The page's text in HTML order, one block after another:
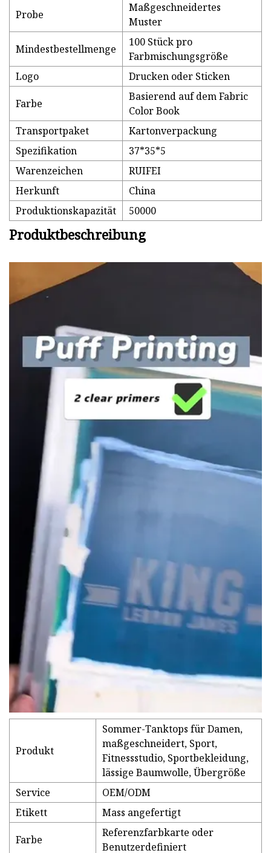
Probe
Maßgeschneidertes
Muster
Mindestbestellmenge
100 Stück pro
Farbmischungsgröße
Logo
Drucken oder Sticken
Farbe
Basierend auf dem Fabric
Color Book
Transportpaket
Kartonverpackung
Spezifikation
37*35*5
Warenzeichen
RUIFEI
Herkunft
China
Produktionskapazität
50000
Produktbeschreibung
Produkt
Sommer-Tanktops für Damen,
maßgeschneidert, Sport,
Fitnessstudio, Sportbekleidung,
lässige Baumwolle, Übergröße
Service
OEM/ODM
Etikett
Mass angefertigt
Farbe
Referenzfarbkarte oder
Benutzerdefiniert